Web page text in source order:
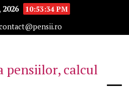
2026
10:53:35 PM
pensiilor, calcul